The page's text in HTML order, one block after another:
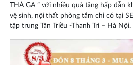
THẢ GA ” với nhiều quà tặng hấp dẫn
vệ sinh, nội thất phòng tắm chỉ có tại
tập trung Tân Triều -Thanh Trì – Hà Nội.